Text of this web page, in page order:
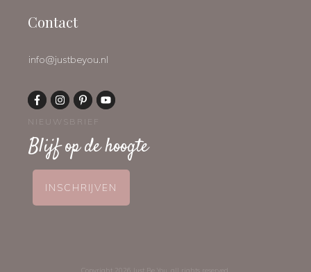
Contact
info@justbeyou.nl
NIEUWSBRIEF
Blijf op de hoogte
INSCHRIJVEN
Copyright 2026 Just Be You , all rights reserved.